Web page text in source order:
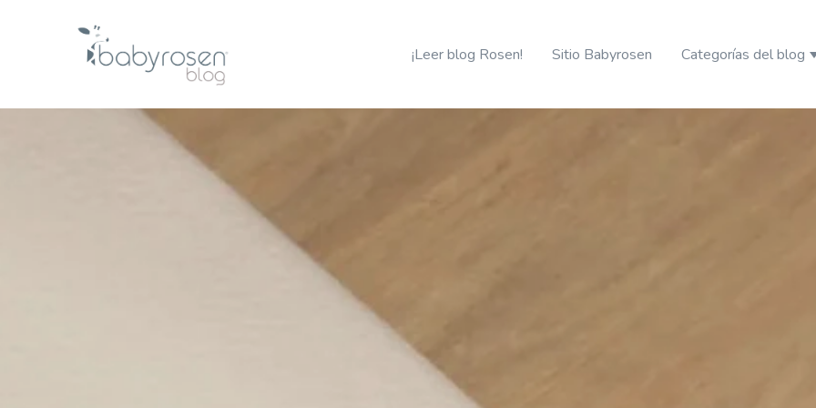
¡Leer blog Rosen! Sitio Babyrosen Categorías del blog
Te estábamos esperando
El blog de cuidado, inspiración y momentos especiales para tu guagua